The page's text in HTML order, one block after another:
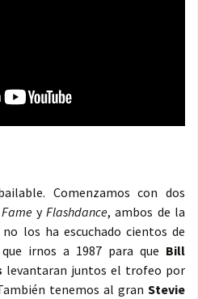
Comenzamos con dos
FameyFlashdance, ambos de la
no los ha escuchado cientos de
irnos a 1987 para que Bill
levantaran juntos el trofeo por
tenemos al granStevie